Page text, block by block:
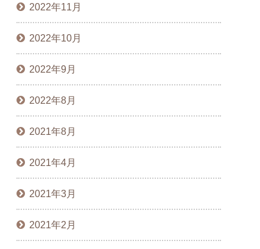
2022年11月
2022年10月
2022年9月
2022年8月
2021年8月
2021年4月
2021年3月
2021年2月